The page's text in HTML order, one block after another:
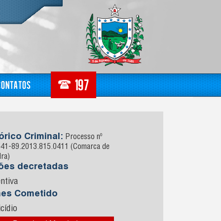
Criminal: Processo nº
89.2013.815.0411 (Comarca de
decretadas
Cometido